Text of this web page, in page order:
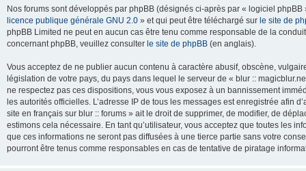
Nos forums sont développés par phpBB (désignés ci-après par « logiciel
licence publique générale GNU 2.0 » et qui peut être téléchargé sur le site de
phpBB Limited ne peut en aucun cas être tenu comme responsable de la
concernant phpBB, veuillez consulter le site de phpBB (en anglais).
Vous acceptez de ne publier aucun contenu à caractère abusif, obscène,
législation de votre pays, du pays dans lequel le serveur de « blur ::
ne respectez pas ces dispositions, vous vous exposez à un bannissement
les autorités officielles. L’adresse IP de tous les messages est enregistrée afin
site en français sur blur :: forums » ait le droit de supprimer, de modifier, de
estimons cela nécessaire. En tant qu’utilisateur, vous acceptez que toutes les
que ces informations ne seront pas diffusées à une tierce partie sans votre
pourront être tenus comme responsables en cas de tentative de piratage